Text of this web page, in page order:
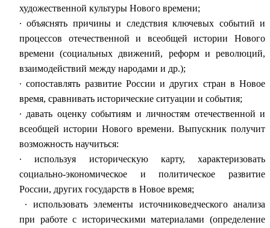
художественной культуры Нового времени;
∙ объяснять причины и следствия ключевых событий и
процессов отечественной и всеобщей истории Нового
времени (социальных движений, реформ и революций,
взаимодействий между народами и др.);
∙ сопоставлять развитие России и других стран в Новое
время, сравнивать исторические ситуации и события;
∙ давать оценку событиям и личностям отечественной и
всеобщей истории Нового времени. Выпускник получит
возможность научиться:
∙ используя историческую карту, характеризовать
социально-экономическое и политическое развитие
России, других государств в Новое время;
∙ использовать элементы источниковедческого анализа
при работе с историческими материалами (определение